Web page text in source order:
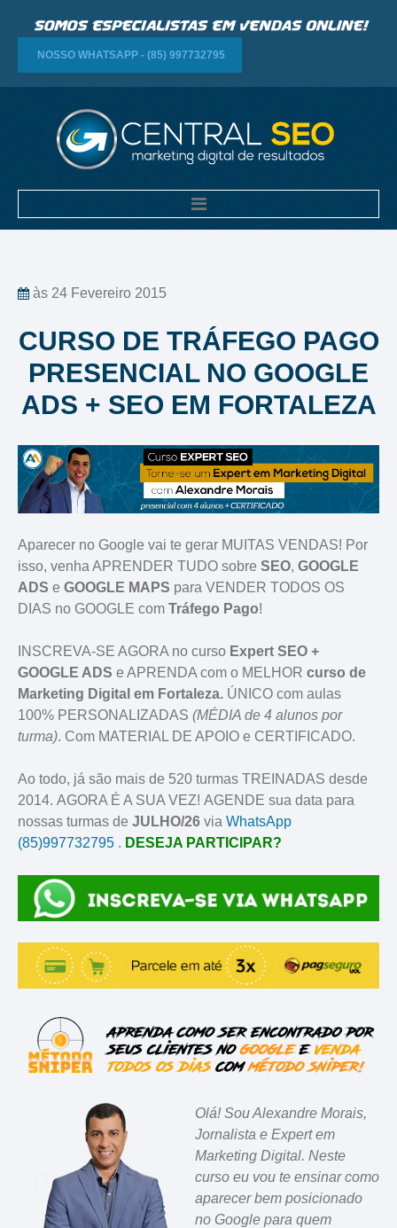
NOSSO WHATSAPP - (85) 997732795
às 24 Fevereiro 2015
CURSO DE TRÁFEGO PAGO
PRESENCIAL NO GOOGLE
ADS + SEO EM FORTALEZA
Aparecer no Google vai te gerar MUITAS VENDAS! Por
isso, venha APRENDER TUDO sobre SEO, GOOGLE
ADS e GOOGLE MAPS para VENDER TODOS OS
DIAS no GOOGLE com Tráfego Pago!
INSCREVA-SE AGORA no curso Expert SEO +
GOOGLE ADS e APRENDA com o MELHOR curso de
Marketing Digital em Fortaleza. ÚNICO com aulas
100% PERSONALIZADAS (MÉDIA de 4 alunos por
turma). Com MATERIAL DE APOIO e CERTIFICADO.
Ao todo, já são mais de 520 turmas TREINADAS desde
2014. AGORA É A SUA VEZ! AGENDE sua data para
nossas turmas de JULHO/26 via WhatsApp
(85)997732795 . DESEJA PARTICIPAR?
Olá! Sou Alexandre Morais,
Jornalista e Expert em
Marketing Digital. Neste
curso eu vou te ensinar como
aparecer bem posicionado
no Google para quem